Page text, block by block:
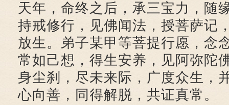
天年，命终之后，承三宝力，随
持戒修行，见佛闻法，授菩萨记
放生。弟子某甲等菩提行愿，念
常如己想，得生安养，见阿弥陀
身尘刹，尽未来际，广度众生，
心向善，同得解脱，共证真常。